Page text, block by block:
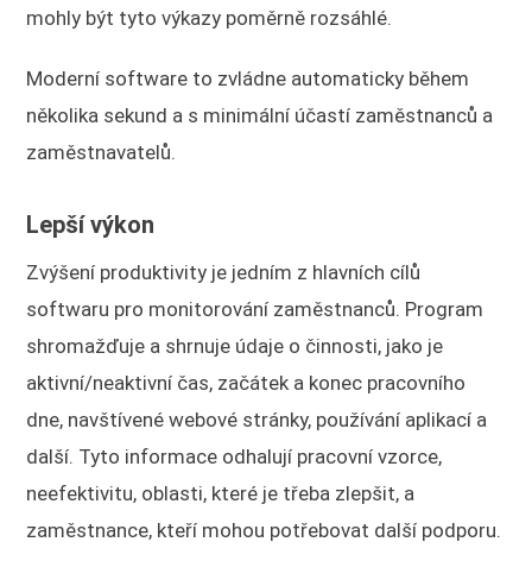
mohly být tyto výkazy poměrně rozsáhlé.
Moderní software to zvládne automaticky během
několika sekund a s minimální účastí zaměstnanců a
zaměstnavatelů.
Lepší výkon
Zvýšení produktivity je jedním z hlavních cílů
softwaru pro monitorování zaměstnanců. Program
shromažďuje a shrnuje údaje o činnosti, jako je
aktivní/neaktivní čas, začátek a konec pracovního
dne, navštívené webové stránky, používání aplikací a
další. Tyto informace odhalují pracovní vzorce,
neefektivitu, oblasti, které je třeba zlepšit, a
zaměstnance, kteří mohou potřebovat další podporu.